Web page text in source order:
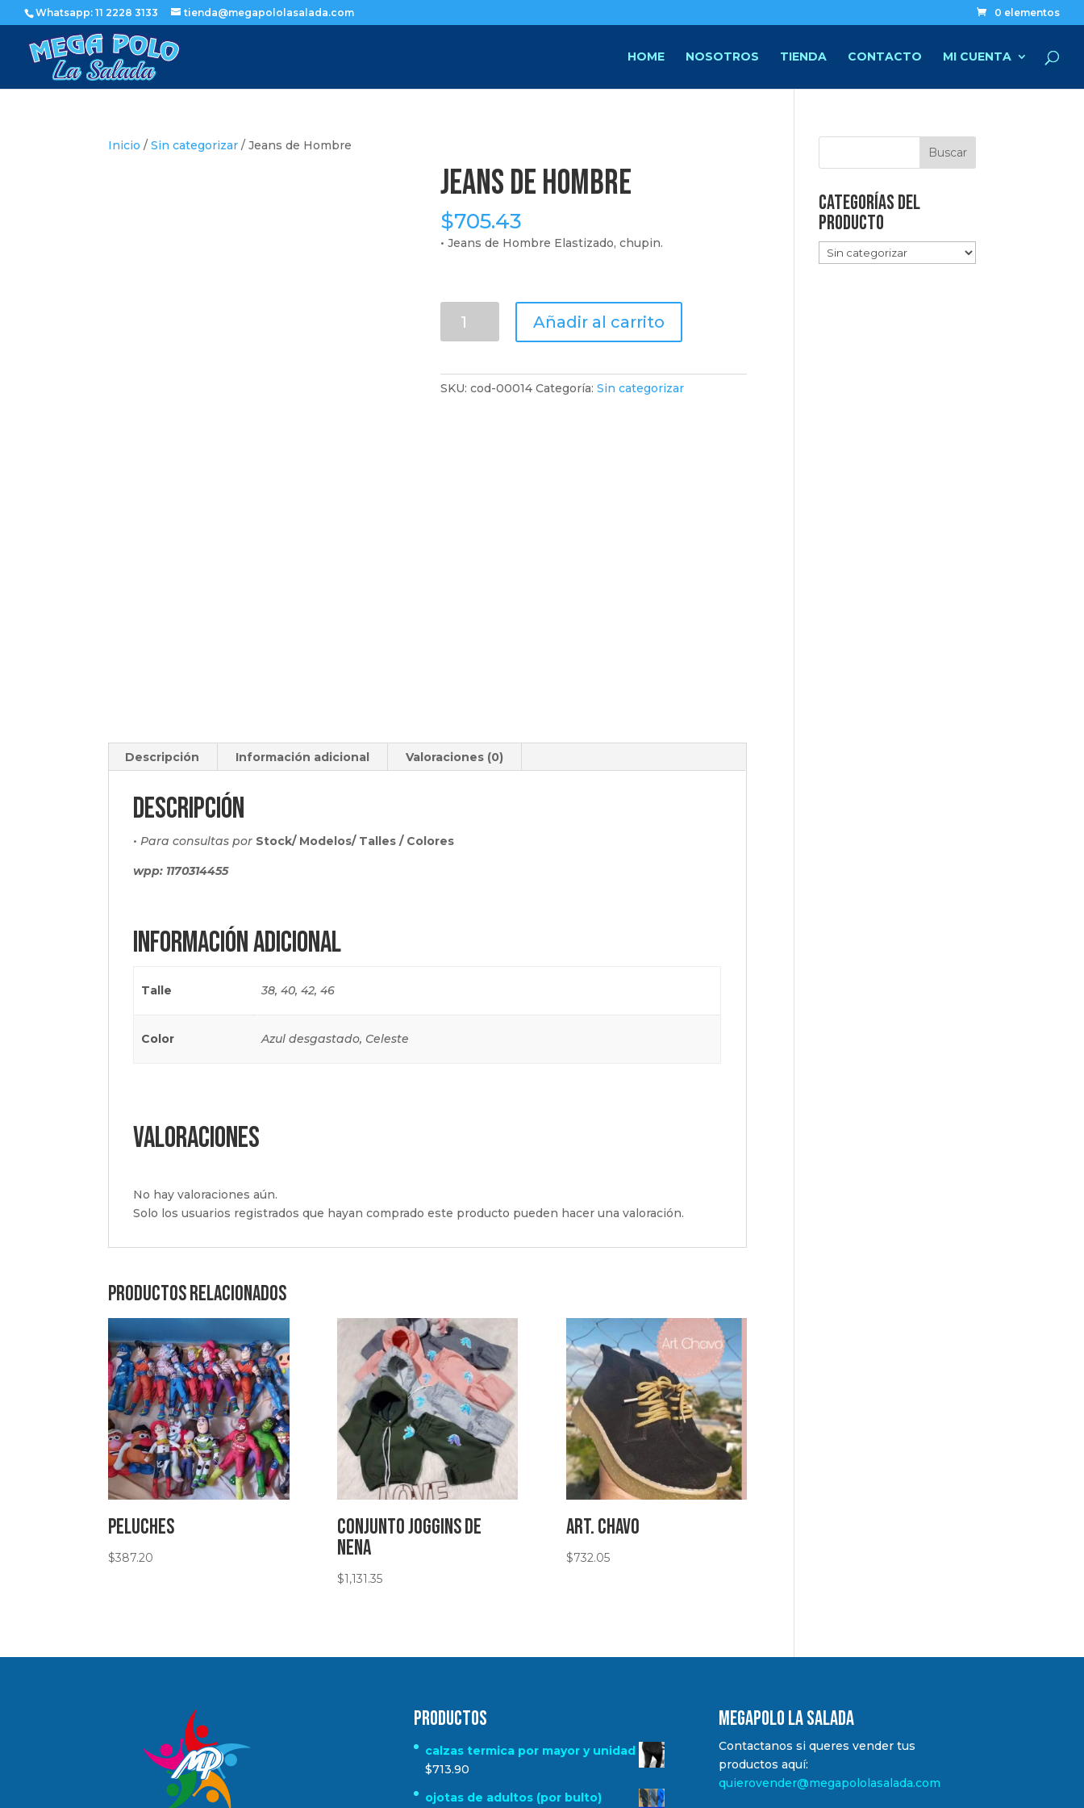
Whatsapp: 11 2228 3133 tienda@megapololasalada.com 0 elementos
HOME NOSOTROS TIENDA CONTACTO MI CUENTA
Inicio /Sin categorizar / Jeans de Hombre
Jeans de Hombre
$705.43
• Jeans de Hombre Elastizado, chupin.
Añadir al carrito
SKU:cod-00014 Categoría:Sin categorizar
Descripción Información adicional Valoraciones (0)
Descripción
•Para consultas por Stock/ Modelos/ Talles / Colores
wpp: 1170314455
Información adicional
Talle 38, 40, 42, 46
Color Azul desgastado, Celeste
Valoraciones
No hay valoraciones aún.
Solo los usuarios registrados que hayan comprado este producto pueden hacer una valoración.
Productos relacionados
peluches
$387.20
Conjunto joggins de
nena
$1,131.35
art. chavo
$732.05
Categorías del
producto
Productos
calzas termica por mayor y unidad
$713.90
ojotas de adultos (por bulto)
MEGAPOLO LA SALADA
Contactanos si queres vender tus
productos aquí:
quierovender@megapololasalada.com